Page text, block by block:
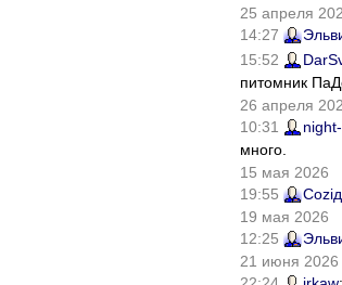
25 апреля
14:27
15:52
питомник
26 апреля
10:31
много.
15 мая 2026
19:55
19 мая 2026
12:25
21 июня 2026